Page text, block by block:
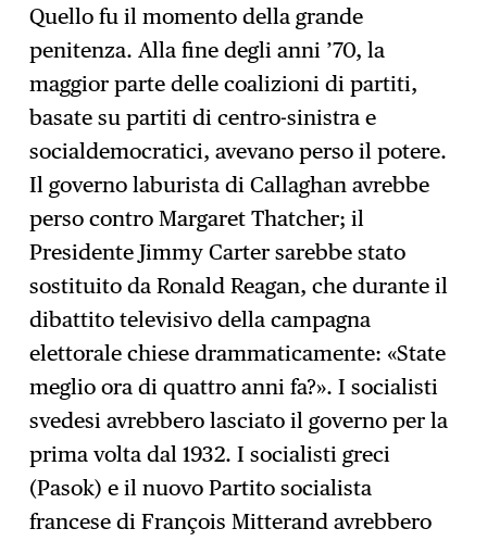
Quello fu il momento della grande
penitenza. Alla fine degli anni ’70, la
maggior parte delle coalizioni di partiti,
basate su partiti di centro-sinistra e
socialdemocratici, avevano perso il potere.
Il governo laburista di Callaghan avrebbe
perso contro Margaret Thatcher; il
Presidente Jimmy Carter sarebbe stato
sostituito da Ronald Reagan, che durante il
dibattito televisivo della campagna
elettorale chiese drammaticamente: «State
meglio ora di quattro anni fa?». I socialisti
svedesi avrebbero lasciato il governo per la
prima volta dal 1932. I socialisti greci
(Pasok) e il nuovo Partito socialista
francese di François Mitterand avrebbero